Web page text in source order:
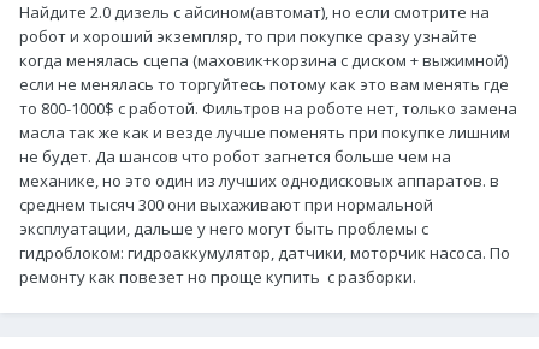
Найдите 2.0 дизель с айсином(автомат), но если смотрите на
робот и хороший экземпляр, то при покупке сразу узнайте
когда менялась сцепа (маховик+корзина с диском + выжимной)
если не менялась то торгуйтесь потому как это вам менять где
то 800-1000$ с работой. Фильтров на роботе нет, только замена
масла так же как и везде лучше поменять при покупке лишним
не будет. Да шансов что робот загнется больше чем на
механике, но это один из лучших однодисковых аппаратов. в
среднем тысяч 300 они выхаживают при нормальной
эксплуатации, дальше у него могут быть проблемы с
гидроблоком: гидроаккумулятор, датчики, моторчик насоса. По
ремонту как повезет но проще купить с разборки.